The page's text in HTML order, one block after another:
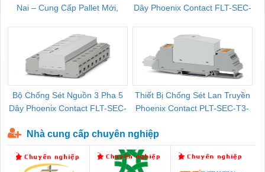
Nai – Cung Cấp Pallet Mới,
Dây Phoenix Contact FLT-SEC-
Bộ Chống Sét Nguồn 3 Pha 5
Dây Phoenix Contact FLT-SEC-
Thiết Bị Chống Sét Lan Truyền
Phoenix Contact PLT-SEC-T3-
Nhà cung cấp chuyên nghiệp